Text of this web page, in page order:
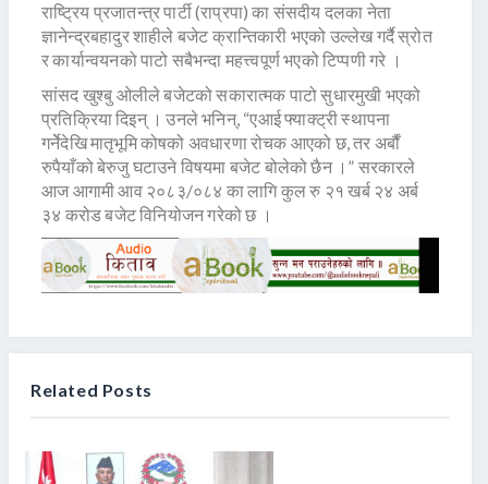
राष्ट्रिय प्रजातन्त्र पार्टी (राप्रपा) का संसदीय दलका नेता
ज्ञानेन्द्रबहादुर शाहीले बजेट क्रान्तिकारी भएको उल्लेख गर्दै स्रोत
र कार्यान्वयनको पाटो सबैभन्दा महत्त्वपूर्ण भएको टिप्पणी गरे ।
सांसद खुश्बु ओलीले बजेटको सकारात्मक पाटो सुधारमुखी भएको
प्रतिक्रिया दिइन् । उनले भनिन्, “एआई फ्याक्ट्री स्थापना
गर्नेेदेखि मातृभूमि कोषको अवधारणा रोचक आएको छ, तर अर्बौं
रुपैयाँको बेरुजु घटाउने विषयमा बजेट बोलेको छैन ।” सरकारले
आज आगामी आव २०८३/०८४ का लागि कुल रु २१ खर्ब २४ अर्ब
३४ करोड बजेट विनियोजन गरेको छ ।
Related Posts